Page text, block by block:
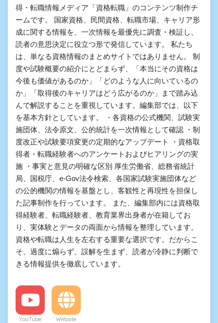
得・転職情報メディア「資格転職」のコンテンツ制作チ
ームです。 国家資格、民間資格、転職市場、キャリア形
成に関する情報を、一次情報を最優先に調査・検証し、
読者の意思決定に役立つ形で発信しています。 私たち
は、単なる資格情報のまとめサイトではありません。 制
度や試験概要の紹介にとどまらず、「本当にその資格は
今後も価値があるのか」「どのような人に向いているの
か」「取得後のキャリアはどう広がるのか」まで踏み込
んで解説することを重視しています。編集部では、以下
を基本方針としています。 ・各資格の公式機関、試験実
施団体、法令原文、公的統計を一次情報として確認 ・制
度改正や試験要項変更の定期的なアップデート ・資格取
得者・転職経験者へのアンケートおよびヒアリングの実
施 ・事実と意見の明確な区別 厚生労働省、総務省統計
局、国税庁、e-Gov法令検索、各国家試験実施団体など
の公的機関の情報を基盤とし、客観性と再現性を担保し
た記事制作を行っています。 また、編集部内には資格取
得経験者、転職経験者、教育業界出身者が在籍してお
り、実体験とデータの両面から情報を整理しています。
資格や転職は人生を左右する重要な選択です。だからこ
そ、過度に煽らず、誤解を生まず、読者が冷静に判断で
きる情報提供を徹底しています。
YouTube Website